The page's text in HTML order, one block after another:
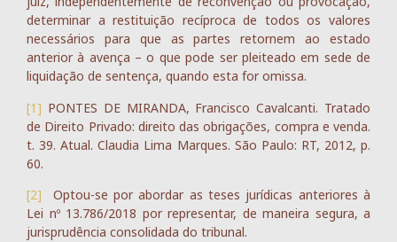
determinar a restituição recíproca de todos os valores
necessários para que as partes retornem ao estado
anterior à avença – o que pode ser pleiteado em sede de
liquidação de sentença, quando esta for omissa.
[1] PONTES DE MIRANDA, Francisco Cavalcanti. Tratado
de Direito Privado: direito das obrigações, compra e venda.
t. 39. Atual. Claudia Lima Marques. São Paulo: RT, 2012, p.
60.
[2] Optou-se por abordar as teses jurídicas anteriores à
Lei nº 13.786/2018 por representar, de maneira segura, a
jurisprudência consolidada do tribunal.